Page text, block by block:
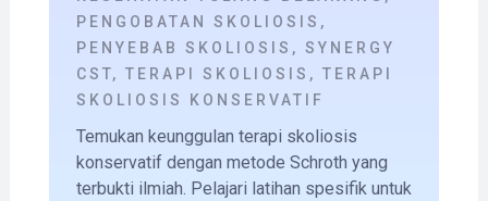
PENGOBATAN SKOLIOSIS ,
PENYEBAB SKOLIOSIS , SYNERGY
CST, TERAPI SKOLIOSIS , TERAPI
SKOLIOSIS KONSERVATIF
Temukan keunggulan terapi skoliosis
konservatif dengan metode Schroth yang
terbukti ilmiah. Pelajari latihan spesifik untuk